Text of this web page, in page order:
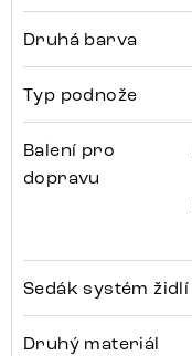
Druhá barva
Typ podnože
Balení pro
dopravu
Sedák systém židlí
Druhý materiál